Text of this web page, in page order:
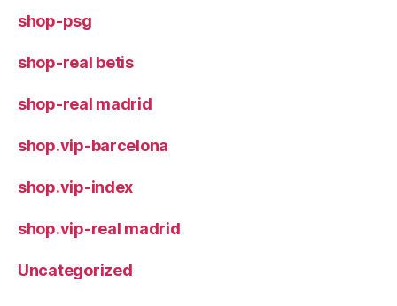
shop-psg
shop-real betis
shop-real madrid
shop.vip-barcelona
shop.vip-index
shop.vip-real madrid
Uncategorized